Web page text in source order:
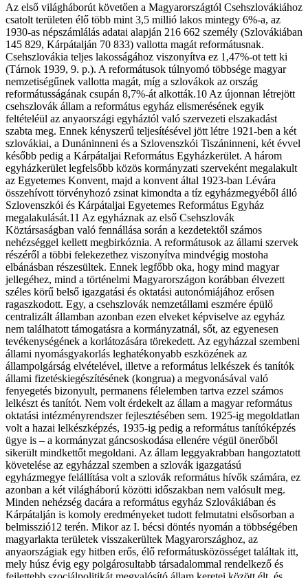
Az első világháborút követően a Magyarországtól Csehszlovákiához
csatolt területen élő több mint 3,5 millió lakos mintegy 6%-a, az
1930-as népszámlálás adatai alapján 216 662 személy (Szlovákiában
145 829, Kárpátalján 70 833) vallotta magát reformátusnak.
Csehszlovákia teljes lakosságához viszonyítva ez 1,47%-ot tett ki
(Tárnok 1939, 9. p.). A reformátusok túlnyomó többsége magyar
nemzetiségűnek vallotta magát, míg a szlovákok az ország
reformátusságának csupán 8,7%-át alkották.10 Az újonnan létrejött
csehszlovák állam a református egyház elismerésének egyik
feltételéül az anyaországi egyháztól való szervezeti elszakadást
szabta meg. Ennek kényszerű teljesítésével jött létre 1921-ben a két
szlovákiai, a Dunáninneni és a Szlovenszkói Tiszáninneni, két évvel
később pedig a Kárpátaljai Református Egyházkerület. A három
egyházkerület legfelsőbb közös kormányzati szerveként megalakult
az Egyetemes Konvent, majd a konvent által 1923-ban Lévára
összehívott törvényhozó zsinat kimondta a tíz egyházmegyéből álló
Szlovenszkói és Kárpátaljai Egyetemes Református Egyház
megalakulását.11 Az egyháznak az első Csehszlovák
Köztársaságban való fennállása során a kezdetektől számos
nehézséggel kellett megbirkóznia. A reformátusok az állami szervek
részéről a többi felekezethez viszonyítva mindvégig mostoha
elbánásban részesültek. Ennek legfőbb oka, hogy mind magyar
jellegéhez, mind a történelmi Magyarországon korábban élvezett
széles körű belső igazgatási és oktatási autonómiájához erősen
ragaszkodott. Egy, a csehszlovák nemzetállami eszmére épülő
centralizált államban azonban ezen elveket képviselve az egyház
nem találhatott támogatásra a kormányzatnál, sőt, az egyenesen
tevékenységének a korlátozására törekedett. Az egyházzal szembeni
állami nyomásgyakorlás leghatékonyabb eszközének az
állampolgárság elvételével, illetve a református lelkészek és tanítók
állami fizetéskiegészítésének (kongrua) a megvonásával való
fenyegetés bizonyult, permanens félelemben tartva ezzel számos
lelkészt és tanítót. Nem volt érdekelt az állam a magyar református
oktatási intézményrendszer fejlesztésében sem. 1925-ig megoldatlan
volt a hazai lelkészképzés, 1935-ig pedig a református tanítóképzés
ügye is – a kormányzat gáncsoskodása ellenére végül önerőből
sikerült mindkettőt megoldani. Az állam leggyakrabban hangoztatott
követelése az egyházzal szemben a szlovák igazgatású
egyházmegye felállítása volt a szlovák református hívők számára, ez
azonban a két világháború közötti időszakban nem valósult meg.
Minden nehézség dacára a református egyház Szlovákiában és
Kárpátalján is komoly eredményeket tudott felmutatni elsősorban a
belmisszió12 terén. Mikor az I. bécsi döntés nyomán a többségében
magyarlakta területek visszakerültek Magyarországhoz, az
anyaországiak egy hitben erős, élő reformátusközösséget találtak itt,
mely húsz évig egy polgárosultabb társadalommal rendelkező és